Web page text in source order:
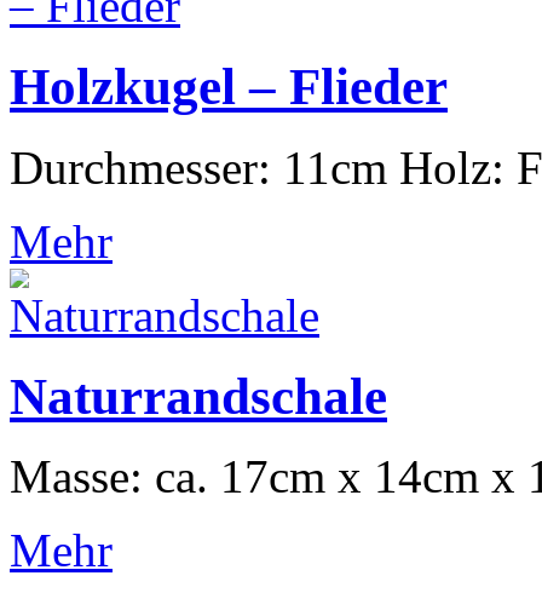
Holzkugel – Flieder
Durchmesser: 11cm Holz:
Mehr
Naturrandschale
Masse: ca. 17cm x 14cm
Mehr